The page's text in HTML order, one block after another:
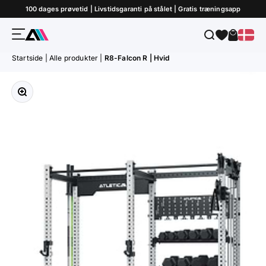
Gå til indhold
100 dages prøvetid | Livstidsgaranti på stålet | Gratis træningsapp
MenuATLETICA Søg
Startside Alle produkter R8-Falcon R | Hvid
Forstør billedet